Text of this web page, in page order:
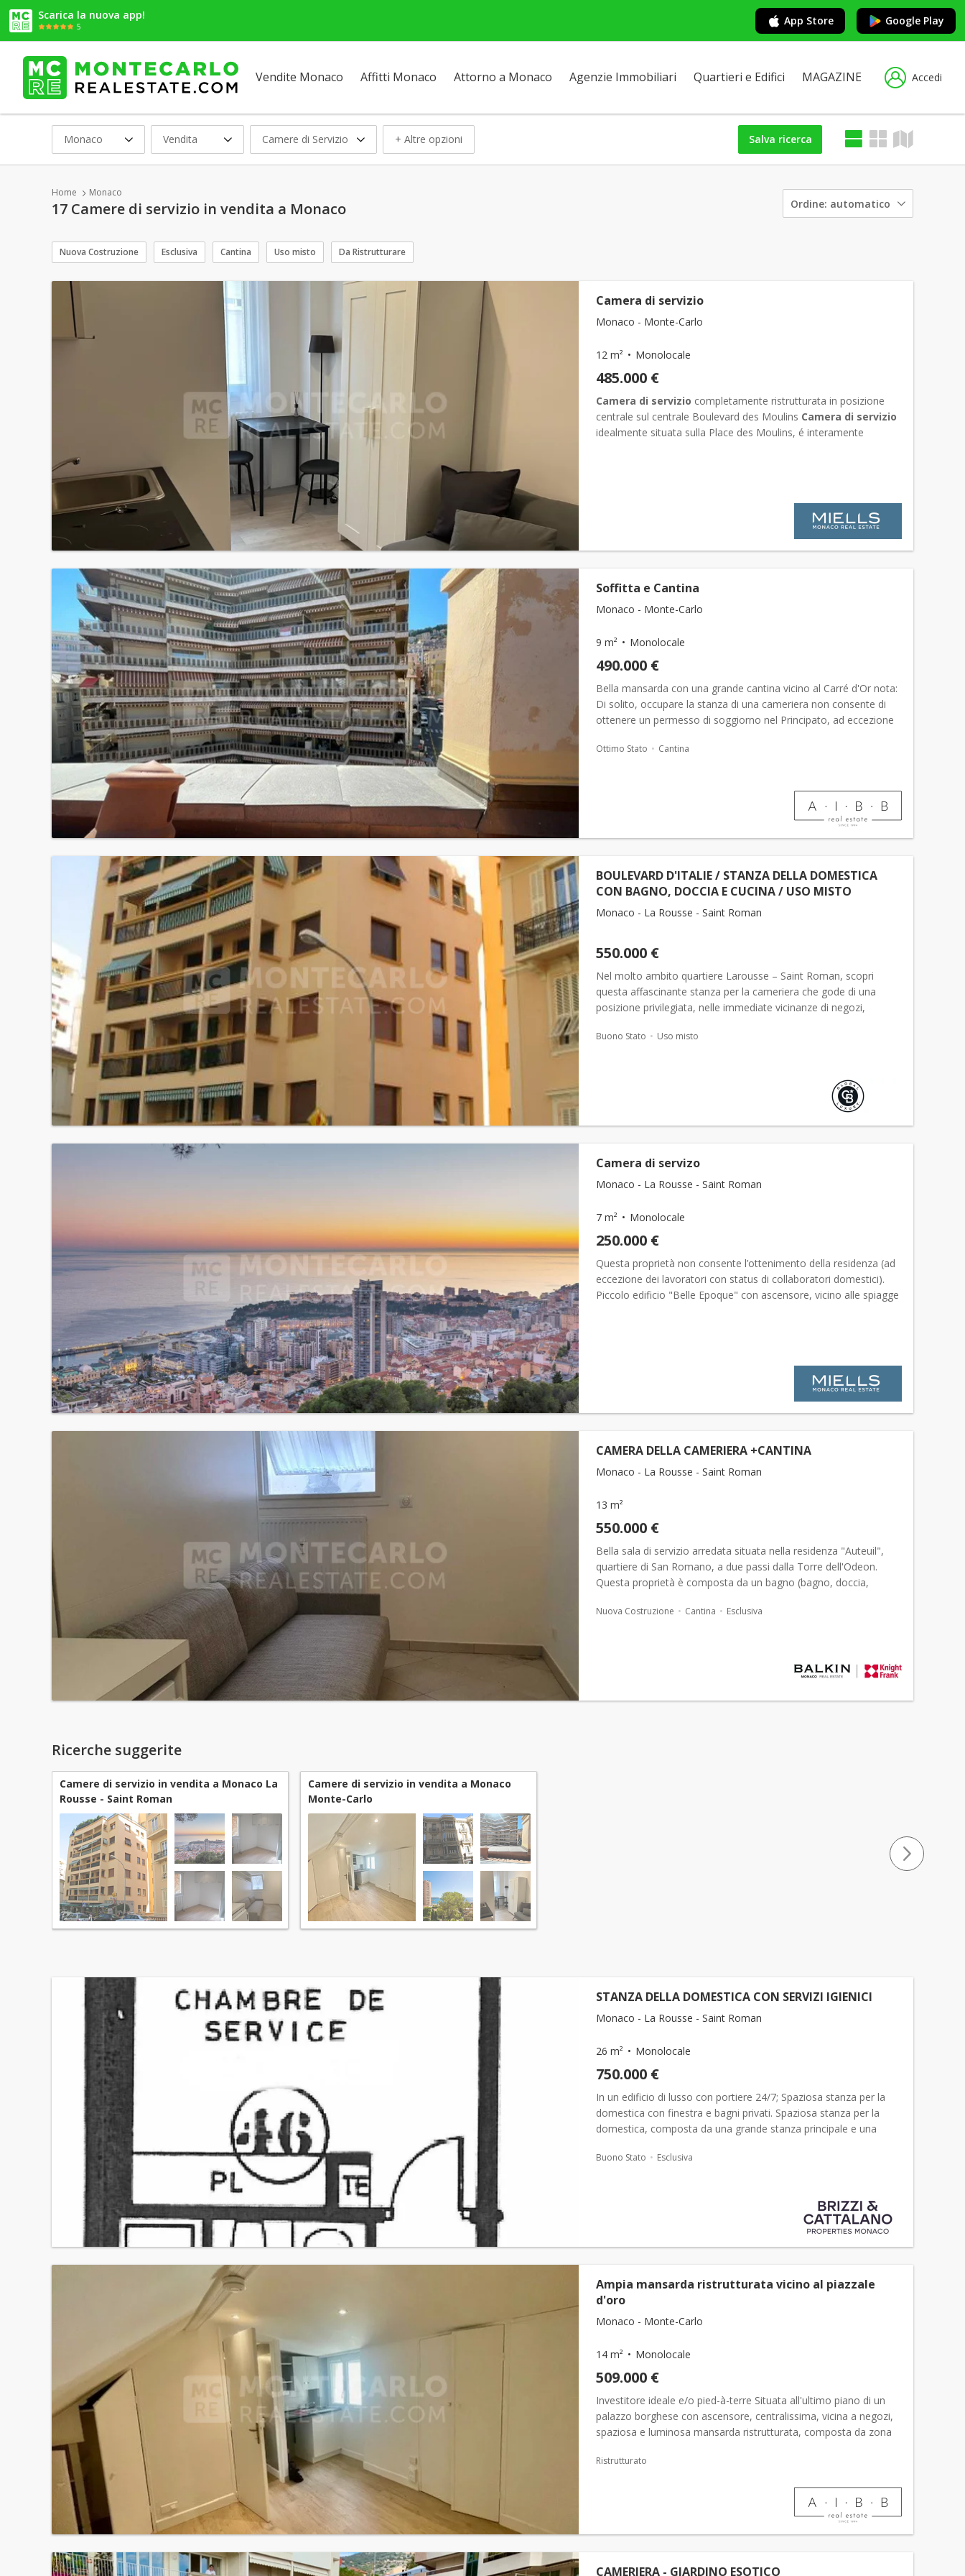
Scarica la nuova app!
5 App Store Google Play
Vendite Monaco Affitti Monaco Attorno a Monaco Agenzie Immobiliari Quartieri e Edifici MAGAZINE Accedi
Monaco Vendita Camere di Servizio + Altre opzioni
Ordine: automatico
Salva ricerca
Home Monaco
17 Camere di servizio in vendita a Monaco
Nuova Costruzione Esclusiva Cantina Uso misto Da Ristrutturare
Camera di servizio
Monaco - Monte-Carlo
12 m² Monolocale
485.000 €
Camera di servizio completamente ristrutturata in posizione
centrale sul centrale Boulevard des Moulins Camera di servizio
idealmente situata sulla Place des Moulins, é interamente
Soffitta e Cantina
Monaco - Monte-Carlo
9 m² Monolocale
490.000 €
Bella mansarda con una grande cantina vicino al Carré d'Or nota:
Di solito, occupare la stanza di una cameriera non consente di
ottenere un permesso di soggiorno nel Principato, ad eccezione
Ottimo Stato Cantina
BOULEVARD D'ITALIE / STANZA DELLA DOMESTICA
CON BAGNO, DOCCIA E CUCINA / USO MISTO
Monaco - La Rousse - Saint Roman
550.000 €
Nel molto ambito quartiere Larousse – Saint Roman, scopri
questa affascinante stanza per la cameriera che gode di una
posizione privilegiata, nelle immediate vicinanze di negozi,
Buono Stato Uso misto
Camera di servizo
Monaco - La Rousse - Saint Roman
7 m² Monolocale
250.000 €
Questa proprietà non consente l’ottenimento della residenza (ad
eccezione dei lavoratori con status di collaboratori domestici).
Piccolo edificio "Belle Epoque" con ascensore, vicino alle spiagge
CAMERA DELLA CAMERIERA +CANTINA
Monaco - La Rousse - Saint Roman
13 m²
550.000 €
Bella sala di servizio arredata situata nella residenza "Auteuil",
quartiere di San Romano, a due passi dalla Torre dell'Odeon.
Questa proprietà è composta da un bagno (bagno, doccia,
Nuova Costruzione Cantina Esclusiva
Ricerche suggerite
Camere di servizio in vendita a Monaco La
Rousse - Saint Roman
Camere di servizio in vendita a Monaco
Monte-Carlo
STANZA DELLA DOMESTICA CON SERVIZI IGIENICI
Monaco - La Rousse - Saint Roman
26 m² Monolocale
750.000 €
In un edificio di lusso con portiere 24/7; Spaziosa stanza per la
domestica con finestra e bagni privati. Spaziosa stanza per la
domestica, composta da una grande stanza principale e una
Buono Stato Esclusiva
Ampia mansarda ristrutturata vicino al piazzale
d'oro
Monaco - Monte-Carlo
14 m² Monolocale
509.000 €
Investitore ideale e/o pied-à-terre Situata all'ultimo piano di un
palazzo borghese con ascensore, centralissima, vicina a negozi,
spaziosa e luminosa mansarda ristrutturata, composta da zona
Ristrutturato
CAMERIERA - GIARDINO ESOTICO